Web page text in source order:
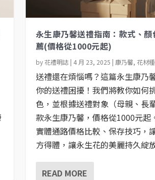
永生康乃馨送禮指南：款式、
薦(價格從1000元起)
by花禮明誌| 4 月 23, 2025 | 康乃馨, 花材
送禮還在煩惱嗎？這篇永生康乃
你的送禮困擾！我們將教你如何
色，並根據送禮對象（母親、長
款永生康乃馨，價格從1000元起
實體通路價格比較、保存技巧，
方得體，讓永生花的美麗持久綻
READ MORE